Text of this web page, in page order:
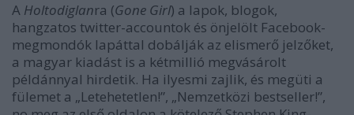
A Holtodiglanra (Gone Girl) a lapok, blogok,
hangzatos twitter-accountok és önjelölt Facebook-
megmondók lapáttal dobálják az elismerő jelzőket,
a magyar kiadást is a kétmillió megvásárolt
példánnyal hirdetik. Ha ilyesmi zajlik, és megüti a
fülemet a „Letehetetlen!”, „Nemzetközi bestseller!”,